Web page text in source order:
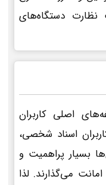
نظارت دستگاه‌های
اصلی کاربران
اسناد شخصی،
بسیار پراهمیت و
می‌گذارند. لذا